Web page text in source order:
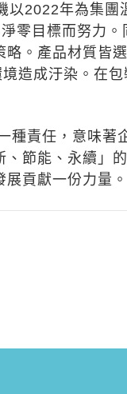
2022年為集團
零目標而努力。
。產品材質皆
造成汙染。在
種責任，意味著
節能、永續」
貢獻一份力量。